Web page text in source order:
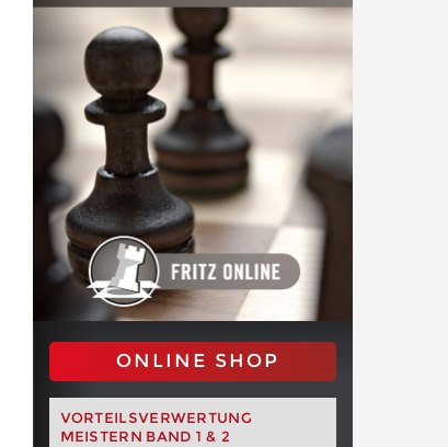
ONLINE SHOP
VORTEILSVERWERTUNG
MEISTERN BAND 1 & 2